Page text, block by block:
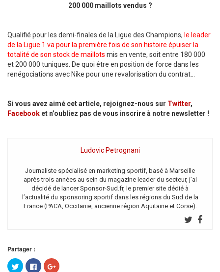
200 000 maillots vendus ?
Qualifié pour les demi-finales de la Ligue des Champions, le leader
de la Ligue 1 va pour la première fois de son histoire épuiser la
totalité de son stock de maillots mis en vente, soit entre 180 000
et 200 000 tuniques. De quoi être en position de force dans les
renégociations avec Nike pour une revalorisation du contrat…
Si vous avez aimé cet article, rejoignez-nous sur Twitter,
Facebook et n’oubliez pas de vous inscrire à notre newsletter !
Ludovic Petrognani
Journaliste spécialisé en marketing sportif, basé à Marseille
après trois années au sein du magazine leader du secteur, j’ai
décidé de lancer Sponsor-Sud.fr, le premier site dédié à
l’actualité du sponsoring sportif dans les régions du Sud de la
France (PACA, Occitanie, ancienne région Aquitaine et Corse).
Partager :
Cliquez
pour
Cliquez
pour
Cliquez
pour